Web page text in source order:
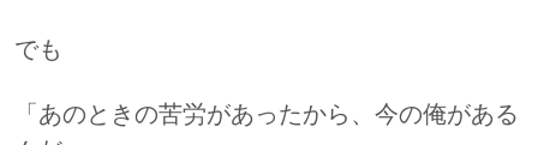
でも
「あのときの苦労があったから、今の俺がある